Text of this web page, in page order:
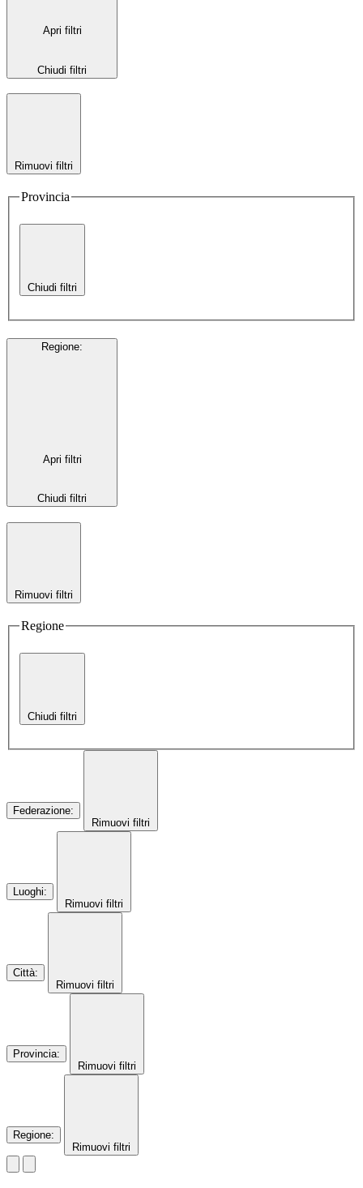
Apri filtri
Chiudi filtri
Rimuovi filtri
Provincia
Chiudi filtri
Regione:
Apri filtri
Chiudi filtri
Rimuovi filtri
Regione
Chiudi filtri
Federazione:
Rimuovi filtri
Luoghi:
Rimuovi filtri
Città:
Rimuovi filtri
Provincia:
Rimuovi filtri
Regione:
Rimuovi filtri